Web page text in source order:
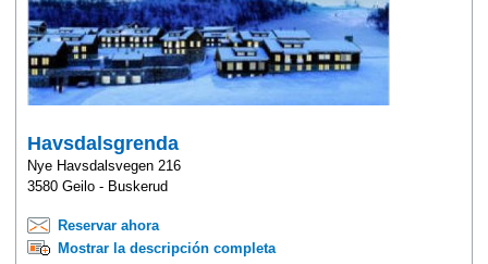
Havsdalsgrenda
Nye Havsdalsvegen 216
3580 Geilo - Buskerud
Reservar ahora
Mostrar la descripción completa